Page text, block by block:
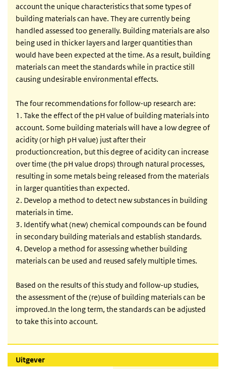
account the unique characteristics that some types of
building materials can have. They are currently being
handled assessed too generally. Building materials are also
being used in thicker layers and larger quantities than
would have been expected at the time. As a result, building
materials can meet the standards while in practice still
causing undesirable environmental effects.
The four recommendations for follow-up research are:
1. Take the effect of the pH value of building materials into
account. Some building materials will have a low degree of
acidity (or high pH value) just after their
productioncreation, but this degree of acidity can increase
over time (the pH value drops) through natural processes,
resulting in some metals being released from the materials
in larger quantities than expected.
2. Develop a method to detect new substances in building
materials in time.
3. Identify what (new) chemical compounds can be found
in secondary building materials and establish standards.
4. Develop a method for assessing whether building
materials can be used and reused safely multiple times.
Based on the results of this study and follow-up studies,
the assessment of the (re)use of building materials can be
improved.In the long term, the standards can be adjusted
to take this into account.
Uitgever